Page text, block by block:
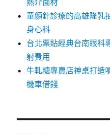
熱介面材
童顏針診療的高雄隆乳
身心科
台北票貼經典台南眼科
射費用
牛軋糖專賣店神桌打造
機車借錢